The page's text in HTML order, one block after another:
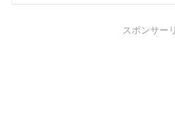
スポンサー